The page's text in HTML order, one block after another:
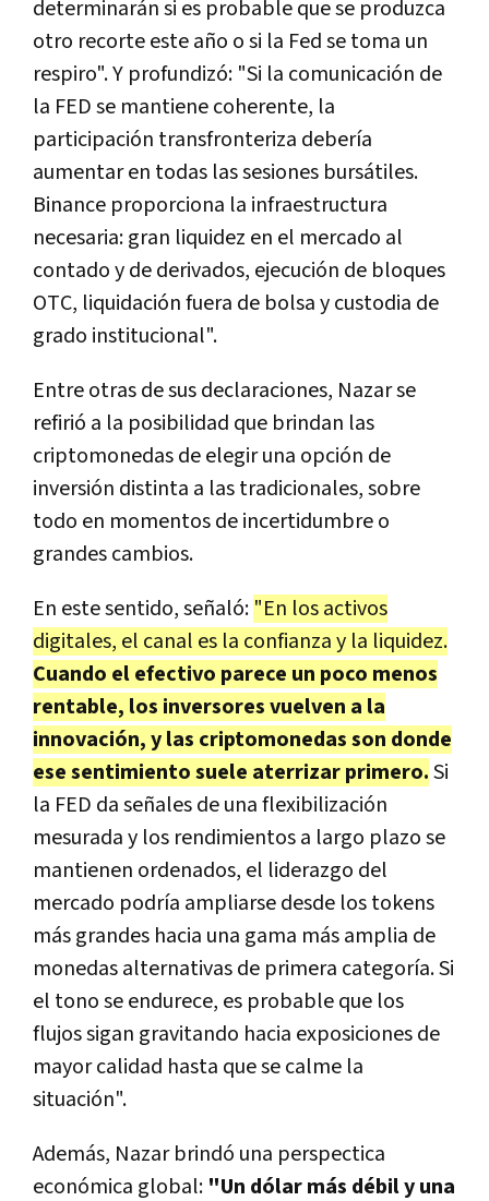
determinarán si es probable que se produzca
otro recorte este año o si la Fed se toma un
respiro". Y profundizó: "Si la comunicación de
la FED se mantiene coherente, la
participación transfronteriza debería
aumentar en todas las sesiones bursátiles.
Binance proporciona la infraestructura
necesaria: gran liquidez en el mercado al
contado y de derivados, ejecución de bloques
OTC, liquidación fuera de bolsa y custodia de
grado institucional".
Entre otras de sus declaraciones, Nazar se
refirió a la posibilidad que brindan las
criptomonedas de elegir una opción de
inversión distinta a las tradicionales, sobre
todo en momentos de incertidumbre o
grandes cambios.
En este sentido, señaló: "En los activos
digitales, el canal es la confianza y la liquidez.
Cuando el efectivo parece un poco menos
rentable, los inversores vuelven a la
innovación, y las criptomonedas son donde
ese sentimiento suele aterrizar primero.Si
la FED da señales de una flexibilización
mesurada y los rendimientos a largo plazo se
mantienen ordenados, el liderazgo del
mercado podría ampliarse desde los tokens
más grandes hacia una gama más amplia de
monedas alternativas de primera categoría. Si
el tono se endurece, es probable que los
flujos sigan gravitando hacia exposiciones de
mayor calidad hasta que se calme la
situación".
Además, Nazar brindó una perspectica
económica global: "Un dólar más débil y una